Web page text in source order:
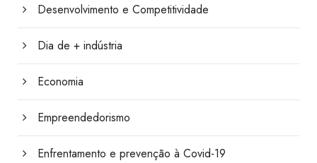
Desenvolvimento e Competitividade
Dia de + indústria
Economia
Empreendedorismo
Enfrentamento e prevenção à Covid-19